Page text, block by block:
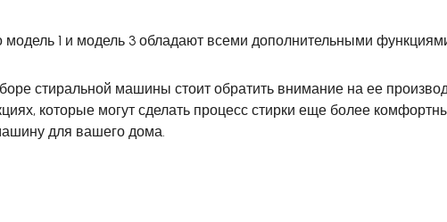
модель 1 и модель 3 обладают всеми дополнительными
стиральной машины стоит обратить внимание на ее
которые могут сделать процесс стирки еще более
для вашего дома.